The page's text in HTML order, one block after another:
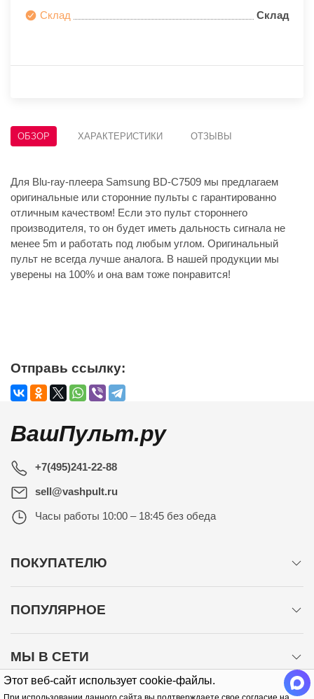
Этот веб-сайт использует cookie-файлы.
Склад Склад
ОБЗОР ХАРАКТЕРИСТИКИ ОТЗЫВЫ
Для Blu-ray-плеера Samsung BD-C7509 мы предлагаем
оригинальные или сторонние пульты с гарантированно
отличным качеством! Если это пульт стороннего
производителя, то он будет иметь дальность сигнала не
менее 5m и работать под любым углом. Оригинальный
пульт не всегда лучше аналога. В нашей продукции мы
уверены на 100% и она вам тоже понравится!
Отправь ссылку:
ВашПульт.ру
+7(495)241-22-88
sell@vashpult.ru
Часы работы 10:00 – 18:45 без обеда
ПОКУПАТЕЛЮ
ПОПУЛЯРНОЕ
МЫ В СЕТИ